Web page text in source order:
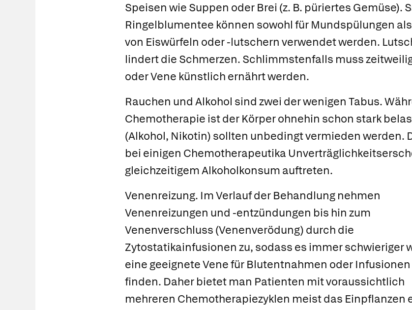
Speisen wie Suppen oder Brei (z. B. püriertes Gemüse).
Ringelblumentee können sowohl für Mundspülungen
von Eiswürfeln oder -lutschern verwendet werden.
lindert die Schmerzen. Schlimmstenfalls muss
oder Vene künstlich ernährt werden.
Rauchen und Alkohol sind zwei der wenigen Tabus.
Chemotherapie ist der Körper ohnehin schon stark
(Alkohol, Nikotin) sollten unbedingt vermieden werden.
bei einigen Chemotherapeutika
gleichzeitigem Alkoholkonsum auftreten.
Venenreizung. Im Verlauf der Behandlung nehmen
Venenreizungen und -entzündungen bis hin zum
Venenverschluss (Venenverödung) durch die
Zytostatikainfusionen zu, sodass es immer schwieriger
eine geeignete Vene für Blutentnahmen oder Infusionen
finden. Daher bietet man Patienten mit voraussichtlich
mehreren Chemotherapiezyklen meist das Einpflanzen